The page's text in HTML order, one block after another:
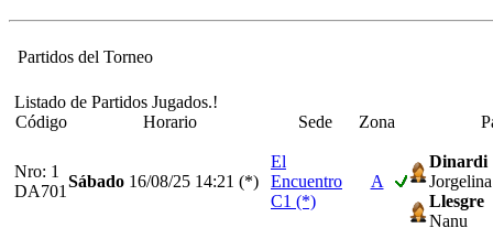
Partidos del Torneo
Listado de Partidos Jugados.!
Código
Horario Sede Zona
Nro: 1
DA701
Sábado 16/08/25 14:21 (*)
El
Encuentro
C1 (*)
A
Dinardi
Jorgelina
Llesgre
Nanu